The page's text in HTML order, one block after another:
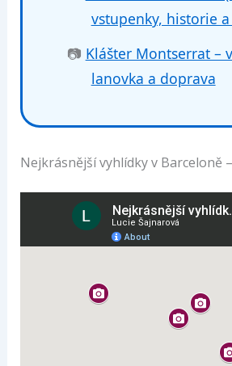
vstupenky, historie
📷 Klášter Montserrat –
lanovka a doprava
Nejkrásnější vyhlídky v Barceloně